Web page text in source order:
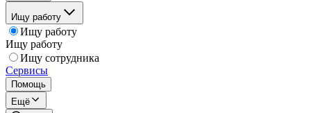
Ищу работу
Ищу работу
Ищу работу
Ищу сотрудника
Сервисы
Помощь
Ещё